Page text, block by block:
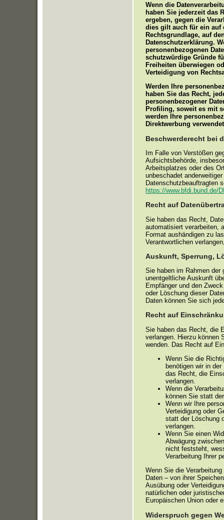
Wenn die
haben Sie jederzeit das
ergeben, gegen die
dies gilt auch für ein auf
Rechtsgrundlage, auf
Datenschutzerklärung.
personenbezogenen
schutzwürdige Gründe
Freiheiten überwiegen
Verteidigung von
Werden Ihre
haben Sie das Recht,
personenbezogener
Profiling, soweit es mit
werden Ihre
Direktwerbung
Beschwerderecht bei
Im Falle von Verstößen
Aufsichtsbehörde,
Arbeitsplatzes oder des
unbeschadet
Datenschutzbeauftragten
https://www.bfdi.bund.de/
Recht auf
Sie haben das Recht,
automatisiert verarbeiten,
Format aushändigen zu
Verantwortlichen
Auskunft, Sperrung,
Sie haben im Rahmen
unentgeltliche Auskunft
Empfänger und den
oder Löschung dieser
Daten können Sie sich
Recht auf
Sie haben das Recht, die
verlangen. Hierzu können
wenden. Das Recht auf
Wenn Sie die
benötigen wir in
das Recht, die
verlangen.
Wenn die
können Sie statt
Wenn wir Ihre
Verteidigung oder
statt der Löschung
verlangen.
Wenn Sie einen
Abwägung
nicht feststeht,
Verarbeitung Ihrer
Wenn Sie die
Daten – von ihrer
Ausübung oder
natürlichen oder
Europäischen Union oder
Widerspruch gegen